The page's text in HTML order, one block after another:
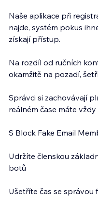
Naše aplikace při
najde, systém pokus
získají přístup.
Na rozdíl od ručních
okamžitě na pozadí,
Správci si zachovávají
reálném čase máte
S Block Fake Email
Udržíte členskou
botů
Ušetříte čas se správou